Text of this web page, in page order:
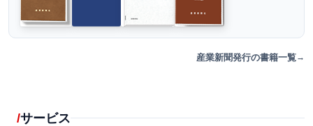
産業新聞発行の書籍一覧
サービス